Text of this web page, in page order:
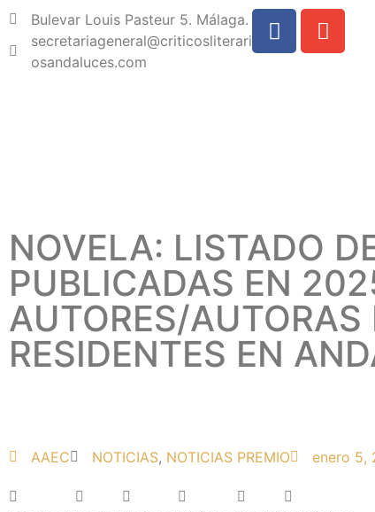
Bulevar Louis Pasteur 5. Málaga.
secretariageneral@criticosliterari
osandaluces.com
NOVELA: LISTADO
PUBLICADAS EN
AUTORES/
RESIDENTES EN
AAEC NOTICIAS, NOTICIAS PREMIO enero 5,